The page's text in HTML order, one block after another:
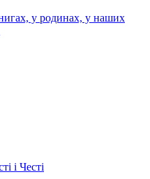
у родинах, у наших
і Честі